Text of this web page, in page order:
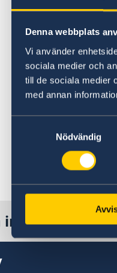
Denna webbplats
Vi använder
sociala medier och
till de sociala medier
med annan
Nödvändig
in Rwanda